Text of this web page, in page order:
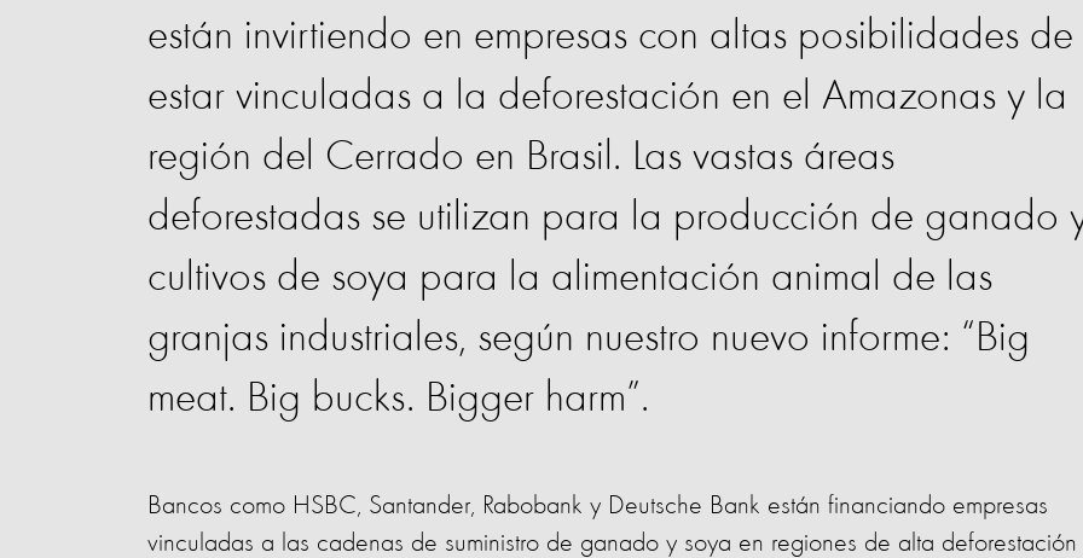
están invirtiendo en empresas con altas posibilidades de
estar vinculadas a la deforestación en el Amazonas y la
región del Cerrado en Brasil. Las vastas áreas
deforestadas se utilizan para la producción de ganado
cultivos de soya para la alimentación animal de las
granjas industriales, según nuestro nuevo informe: “Big
meat. Big bucks. Bigger harm”.
Bancos como HSBC, Santander, Rabobank y Deutsche Bank están financiando empresas
vinculadas a las cadenas de suministro de ganado y soya en regiones de alta deforestación